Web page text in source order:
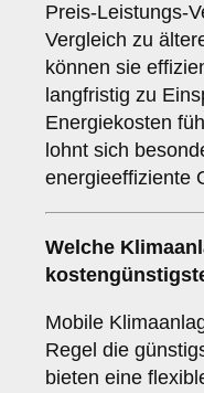
Preis-Leistungs-
Vergleich zu
können sie
langfristig zu
Energiekosten
lohnt sich
energieeffiziente
Welche
Mobile
Regel die
bieten eine